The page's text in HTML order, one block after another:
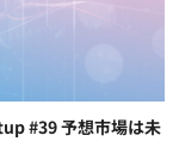
#39 予想市場は未